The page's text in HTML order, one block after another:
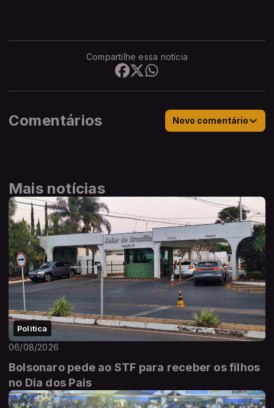
Compartilhe essa notícia
Comentários Novo comentário
Mais notícias
Politica
06/08/2026
Bolsonaro pede ao STF para receber os filhos
no Dia dos Pais